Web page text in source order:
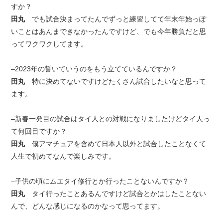
すか？
田丸 でも試合決まってたんでずっと練習してて年末年始っぽ
いことはあんまできなかったんですけど、でも今年勝負だと思
ってワクワクしてます。
–2023年の誓いていうのをもう立てているんですか？
田丸特に決めてないですけどたくさん試合したいなと思って
ます。
–新春一発目の試合はタイ人との対戦になりましたけどタイ人っ
て何回目ですか？
田丸僕アマチュアを含めて日本人以外と試合したことなくて
人生で初めてなんで楽しみです。
–子供の頃にムエタイ修行とか行ったことないんですか？
田丸 タイ行ったことあるんですけど試合とかはしたことない
んで、どんな感じになるのかなって思ってます。